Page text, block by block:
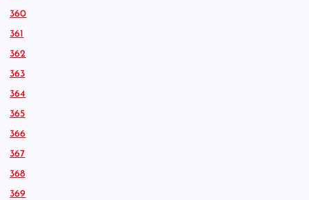
360
361
362
363
364
365
366
367
368
369